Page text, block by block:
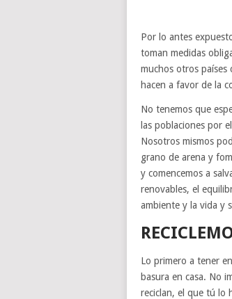
Por lo antes
toman medidas
muchos otros países
hacen a favor de la
No tenemos que
las poblaciones por
Nosotros mismos
grano de arena y
y comencemos a
renovables, el
ambiente y la vida y
Lo primero a tener
basura en casa. No
reciclan, el que tú lo